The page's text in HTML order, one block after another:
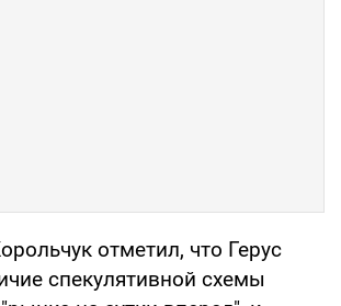
отметил, что Герус
спекулятивной схемы